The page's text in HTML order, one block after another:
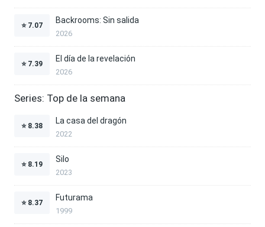
⭐ 7.07
Backrooms: Sin salida
2026
⭐ 7.39
El día de la revelación
2026
Series: Top de la semana
⭐ 8.38
La casa del dragón
2022
⭐ 8.19
Silo
2023
⭐ 8.37
Futurama
1999